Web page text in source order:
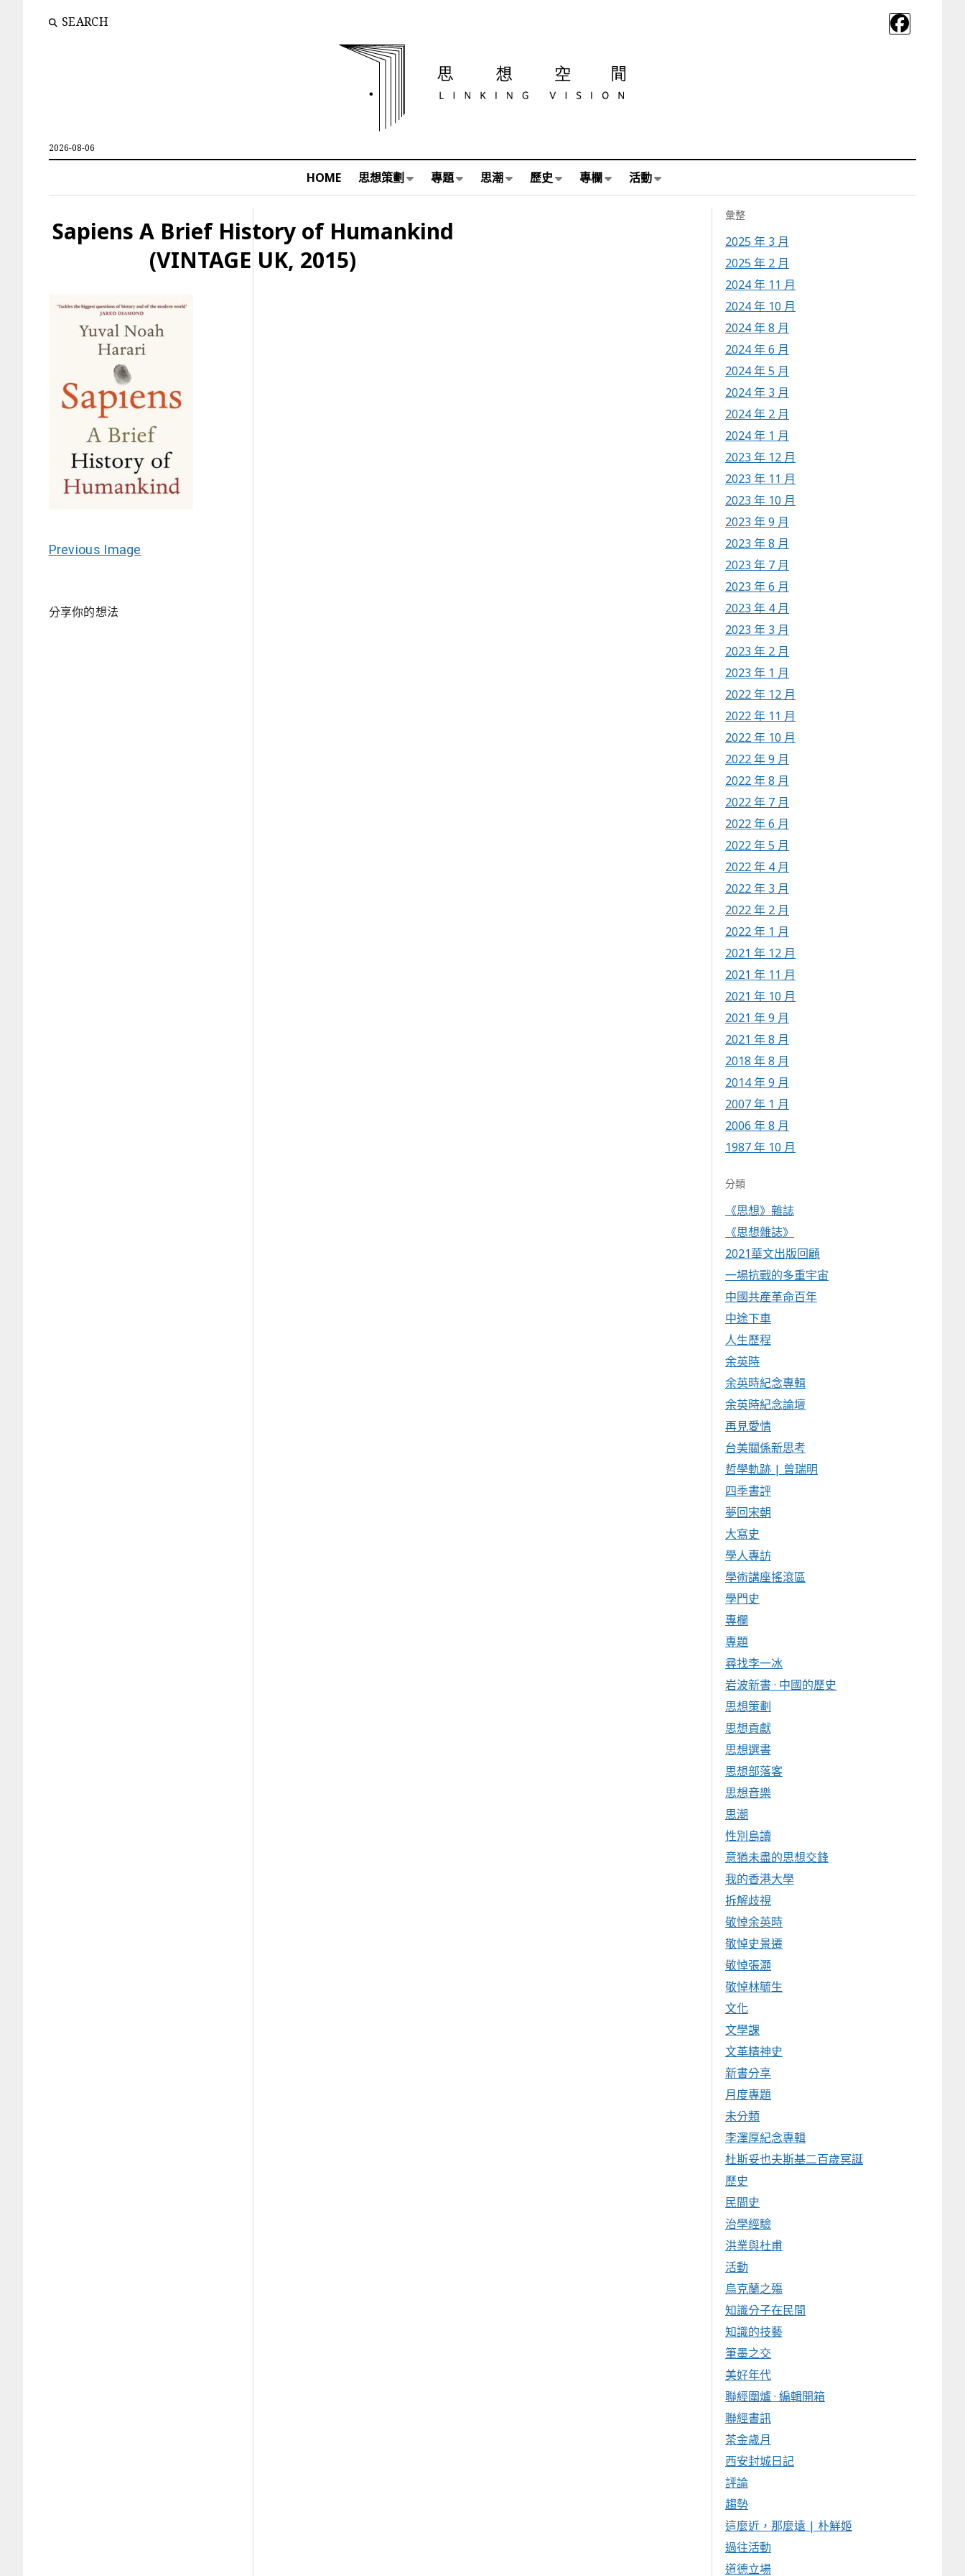
SEARCH
2026-08-06
HOME 思想策劃 專題 思潮 歷史 專欄 活動
Sapiens A Brief History of Humankind
(VINTAGE UK, 2015)
Previous Image
分享你的想法
彙整
2025 年 3 月
2025 年 2 月
2024 年 11 月
2024 年 10 月
2024 年 8 月
2024 年 6 月
2024 年 5 月
2024 年 3 月
2024 年 2 月
2024 年 1 月
2023 年 12 月
2023 年 11 月
2023 年 10 月
2023 年 9 月
2023 年 8 月
2023 年 7 月
2023 年 6 月
2023 年 4 月
2023 年 3 月
2023 年 2 月
2023 年 1 月
2022 年 12 月
2022 年 11 月
2022 年 10 月
2022 年 9 月
2022 年 8 月
2022 年 7 月
2022 年 6 月
2022 年 5 月
2022 年 4 月
2022 年 3 月
2022 年 2 月
2022 年 1 月
2021 年 12 月
2021 年 11 月
2021 年 10 月
2021 年 9 月
2021 年 8 月
2018 年 8 月
2014 年 9 月
2007 年 1 月
2006 年 8 月
1987 年 10 月
分類
《思想》雜誌
《思想雜誌》
2021華文出版回顧
一場抗戰的多重宇宙
中國共產革命百年
中途下車
人生歷程
余英時
余英時紀念專輯
余英時紀念論壇
再見愛情
台美關係新思考
哲學軌跡 | 曾瑞明
四季書評
夢回宋朝
大寫史
學人專訪
學術講座搖滾區
學門史
專欄
專題
尋找李一冰
岩波新書 · 中國的歷史
思想策劃
思想貢獻
思想選書
思想部落客
思想音樂
思潮
性別島讀
意猶未盡的思想交鋒
我的香港大學
拆解歧視
敬悼余英時
敬悼史景遷
敬悼張灝
敬悼林毓生
文化
文學課
文革精神史
新書分享
月度專題
未分類
李澤厚紀念專輯
杜斯妥也夫斯基二百歲冥誕
歷史
民間史
治學經驗
洪業與杜甫
活動
烏克蘭之殤
知識分子在民間
知識的技藝
筆墨之交
美好年代
聯經圍爐 · 編輯開箱
聯經書訊
茶金歲月
西安封城日記
評論
趨勢
這麼近，那麼遠 | 朴鮮姬
過往活動
道德立場